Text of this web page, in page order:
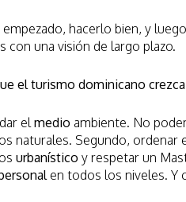
hacerlo bien, y
con una visión de largo plazo.
el turismo dominicano
elmedio ambiente. No
naturales. Segundo, ordenar
urbanístico y respetar un
en todos los niveles. Y